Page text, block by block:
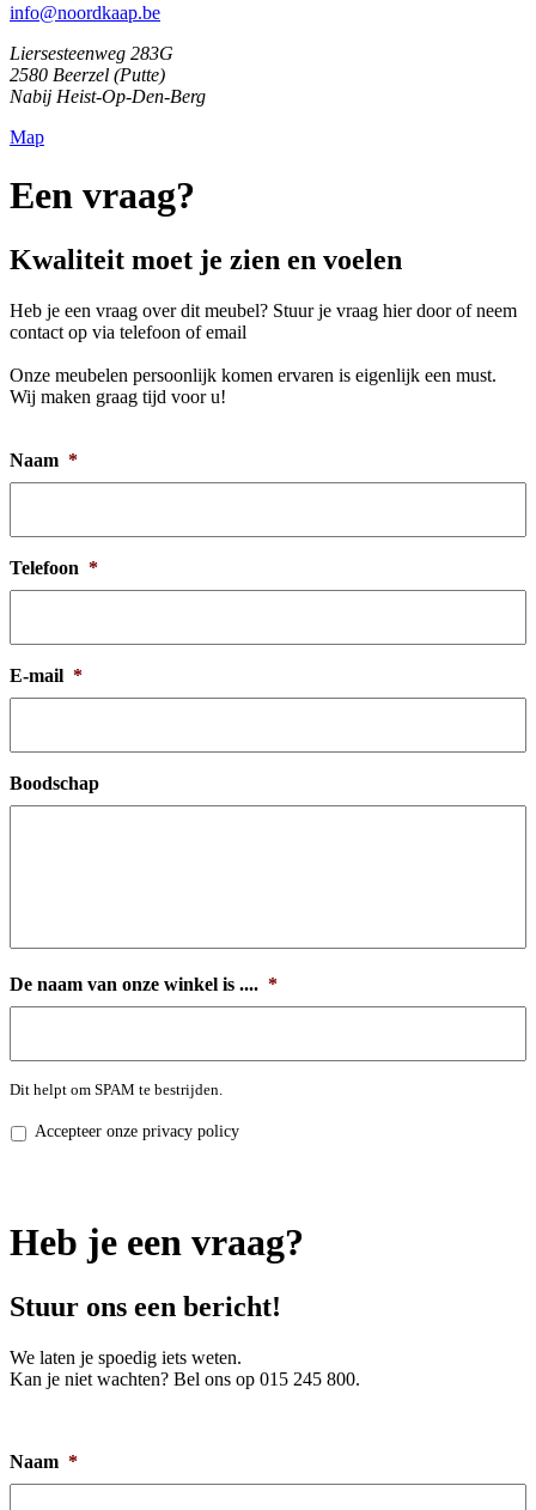
info@noordkaap.be
Liersesteenweg 283G
2580 Beerzel (Putte)
Nabij Heist-Op-Den-Berg
Map
Een vraag?
Kwaliteit moet je zien en voelen
Heb je een vraag over dit meubel? Stuur je vraag hier door of neem
contact op via telefoon of email
Onze meubelen persoonlijk komen ervaren is eigenlijk een must.
Wij maken graag tijd voor u!
Naam *
Telefoon *
E-mail *
Boodschap
De naam van onze winkel is .... *
Dit helpt om SPAM te bestrijden.
Privacy
Accepteer onze privacy policy
Heb je een vraag?
Stuur ons een bericht!
We laten je spoedig iets weten.
Kan je niet wachten? Bel ons op 015 245 800.
Naam *